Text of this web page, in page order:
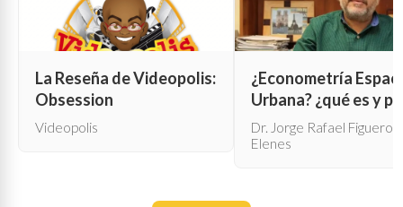
La Reseña de Videopolis:
Obsession
Videopolis
¿Econometría
Urbana? ¿qué es y
qué sirve?
Dr. Jorge Rafael Figueroa
Elenes